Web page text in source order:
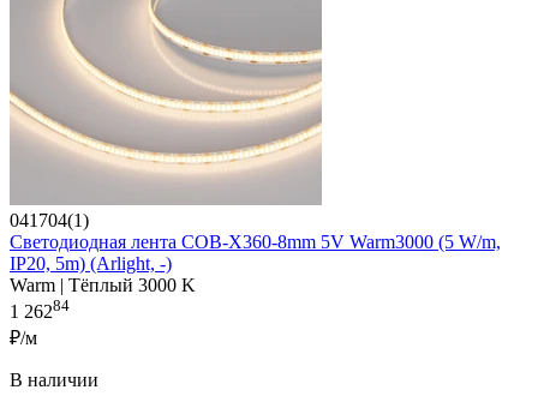
041704(1)
Светодиодная лента COB-X360-8mm 5V Warm3000 (5 W/m,
IP20, 5m) (Arlight, -)
Warm | Тёплый 3000 K
1 26284
₽/м
В наличии